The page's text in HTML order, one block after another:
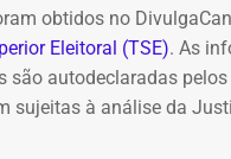
obtidos no
Eleitoral (TSE). As
são autodeclaradas
sujeitas à análise da